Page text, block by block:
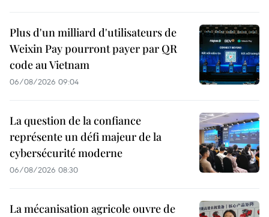
Plus d'un milliard d'utilisateurs de
Weixin Pay pourront payer par QR
code au Vietnam
06/08/2026 09:04
La question de la confiance
représente un défi majeur de la
cybersécurité moderne
06/08/2026 08:30
La mécanisation agricole ouvre de